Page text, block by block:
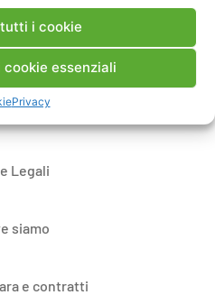
i cookie
essenziali
Privacy
Legali
siamo
e contratti